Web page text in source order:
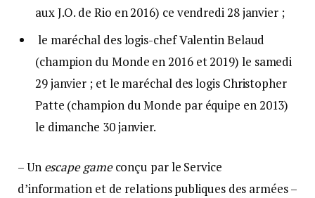
aux J.O. de Rio en 2016) ce vendredi 28 janvier ;
le maréchal des logis-chef Valentin Belaud
(champion du Monde en 2016 et 2019) le samedi
29 janvier ; et le maréchal des logis Christopher
Patte (champion du Monde par équipe en 2013)
le dimanche 30 janvier.
– Un escape gameconçu par le Service
d’information et de relations publiques des armées –